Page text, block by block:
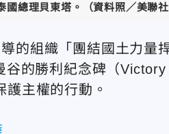
國總理貝東塔。（資料照／美聯社
的組織「團結國土力量
的勝利紀念碑（Victory
主權的行動。